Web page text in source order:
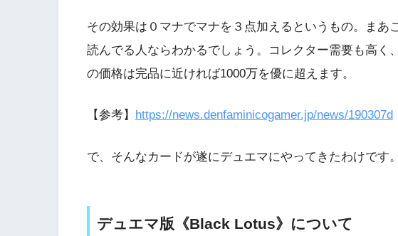
その効果は０マナでマナを３点加えるというもの。まあ
読んでる人ならわかるでしょう。コレクター需要も高く
の価格は完品に近ければ1000万を優に超えます。
【参考】 https://news.denfaminicogamer.jp/news/190307d
で、そんなカードが遂にデュエマにやってきたわけです。
デュエマ版《Black Lotus》について